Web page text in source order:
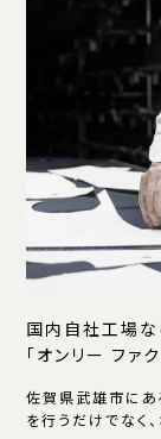
国内自社工場な
「オンリー ファク
佐賀県武雄市にあ
を行うだけでなく